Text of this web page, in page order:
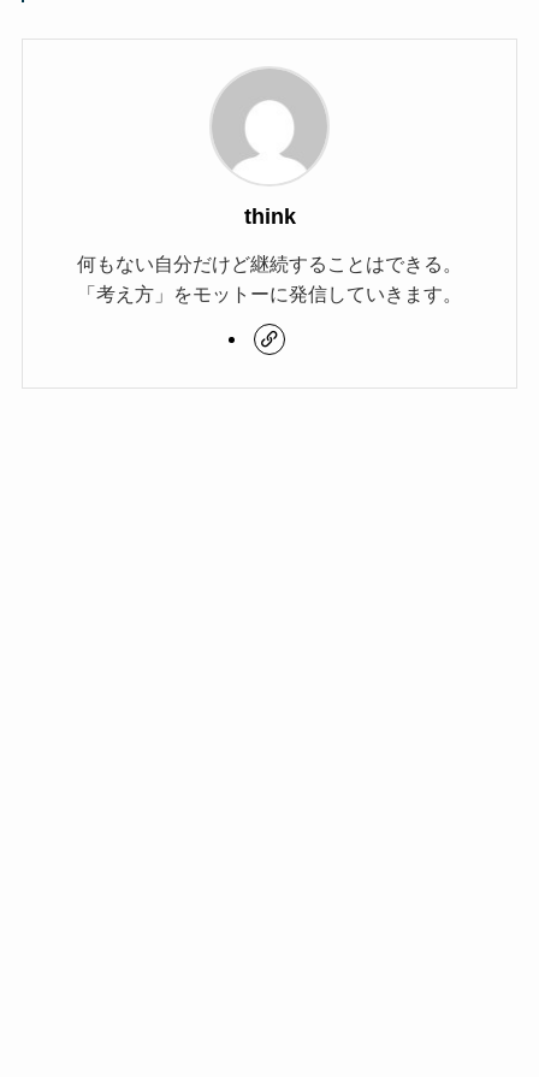
think
何もない自分だけど継続することはできる。
「考え方」をモットーに発信していきます。